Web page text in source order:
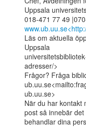
Uppsala
Läs om aktuella
Uppsala
adresser/>
Frågor? Fråga
ub.uu.se>
När du har kontakt
post så innebär det
behandlar dina